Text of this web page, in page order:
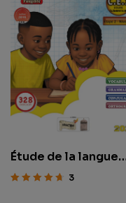
Étude de la langue
CE1
3